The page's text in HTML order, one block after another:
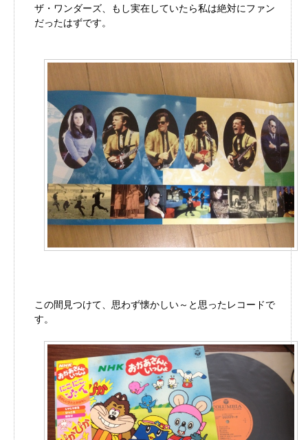
ザ・ワンダーズ、もし実在していたら私は絶対にファン
だったはずです。
この間見つけて、思わず懐かしい～と思ったレコードで
す。